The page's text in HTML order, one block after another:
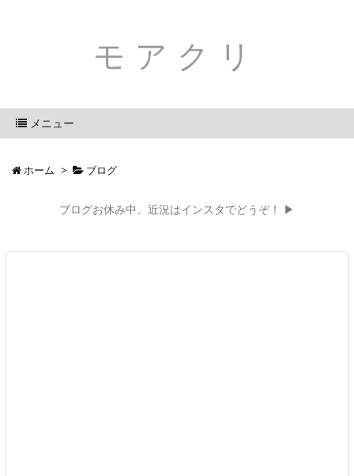
モアクリ
メニュー
ホーム > ブログ
ブログお休み中。近況はインスタでどうぞ！ ▶